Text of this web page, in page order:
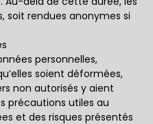
soit rendues anonymes si
personnelles,
soient déformées,
non autorisés y aient
précautions utiles au
et des risques présentés